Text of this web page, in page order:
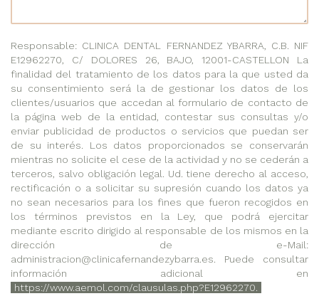
Responsable: CLINICA DENTAL FERNANDEZ YBARRA, C.B. NIF
E12962270, C/ DOLORES 26, BAJO, 12001-CASTELLON La
finalidad del tratamiento de los datos para la que usted da
su consentimiento será la de gestionar los datos de los
clientes/usuarios que accedan al formulario de contacto de
la página web de la entidad, contestar sus consultas y/o
enviar publicidad de productos o servicios que puedan ser
de su interés. Los datos proporcionados se conservarán
mientras no solicite el cese de la actividad y no se cederán a
terceros, salvo obligación legal. Ud. tiene derecho al acceso,
rectificación o a solicitar su supresión cuando los datos ya
no sean necesarios para los fines que fueron recogidos en
los términos previstos en la Ley, que podrá ejercitar
mediante escrito dirigido al responsable de los mismos en la
dirección de e-Mail:
administracion@clinicafernandezybarra.es. Puede consultar
información adicional en
https://www.aemol.com/clausulas.php?E12962270.